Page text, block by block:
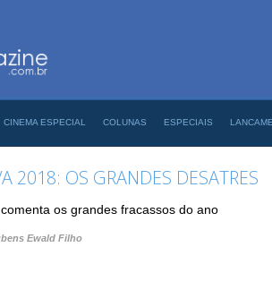
CINEMA ESPECIAL COLUNAS ESPECIAIS
2018: OS GRANDES DESATRES
os grandes fracassos do ano
Ewald Filho